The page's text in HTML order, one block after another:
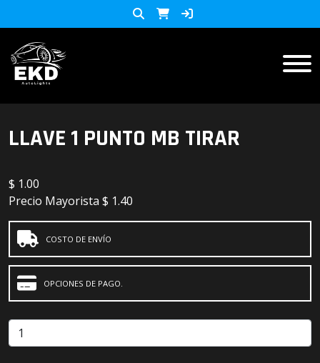
ACCESORIOS MOTO
Accesorios y herramientas
Barras
Detailing
KIT LED
Lista de Precios
LLAVE 1 PUNTO MB TIRAR
$ 1.00
Precio Mayorista $ 1.40
COSTO DE ENVÍO
OPCIONES DE PAGO.